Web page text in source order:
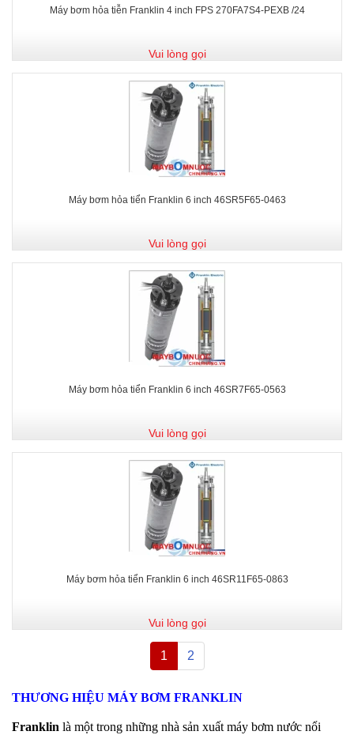
Máy bơm hỏa tiễn Franklin 4 inch FPS 270FA7S4-PEXB /24
Vui lòng gọi
Máy bơm hỏa tiển Franklin 6 inch 46SR5F65-0463
Vui lòng gọi
Máy bơm hỏa tiển Franklin 6 inch 46SR7F65-0563
Vui lòng gọi
Máy bơm hỏa tiển Franklin 6 inch 46SR11F65-0863
Vui lòng gọi
1 2
THƯƠNG HIỆU MÁY BƠM FRANKLIN
Franklin là một trong những nhà sản xuất máy bơm nước nổi